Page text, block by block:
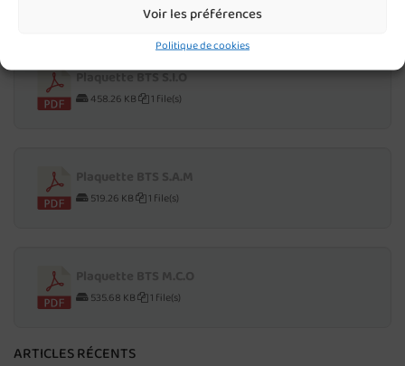
Voir les préférences
Politique de cookies
Plaquette BTS S.I.O
458.26 KB 1 file(s)
519.26 KB 1 file(s)
535.68 KB 1 file(s)
ARTICLES RÉCENTS